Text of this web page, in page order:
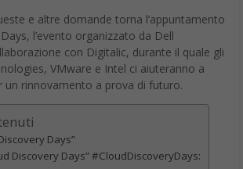
e altre domande torna l’appuntamento
l’evento organizzato da Dell
con Digitalic, durante il quale gli
VMware e Intel ci aiuteranno a
un rinnovamento a prova di futuro.
Days”
Discovery Days” #CloudDiscoveryDays: